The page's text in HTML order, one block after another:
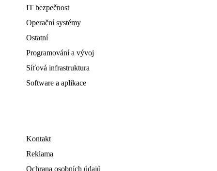
IT bezpečnost
Operační systémy
Ostatní
Programování a vývoj
Síťová infrastruktura
Software a aplikace
Kontakt
Reklama
Ochrana osobních údajů